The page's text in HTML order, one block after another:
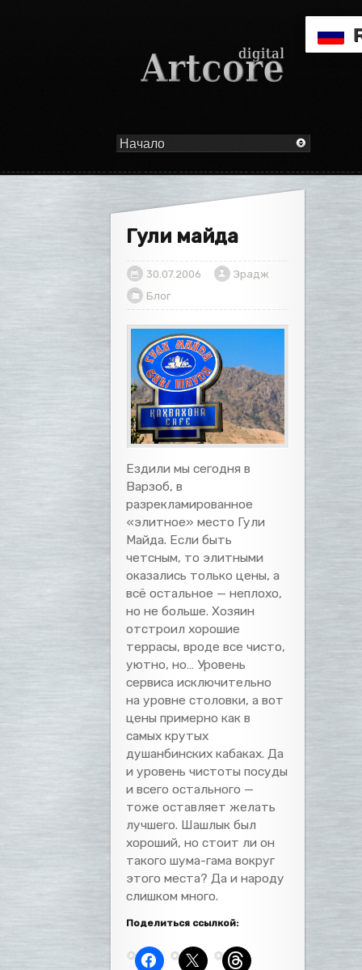
Гули майда
30.07.2006
Эрадж
Блог
Ездили мы сегодня в
Варзоб, в
разрекламированное
«элитное» место Гули
Майда. Если быть
четсным, то элитными
оказались только цены, а
всё остальное — неплохо,
но не больше. Хозяин
отстроил хорошие
террасы, вроде все чисто,
уютно, но… Уровень
сервиса исключительно
на уровне столовки, а вот
цены примерно как в
самых крутых
душанбинских кабаках. Да
и уровень чистоты посуды
и всего остального —
тоже оставляет желать
лучшего. Шашлык был
хороший, но стоит ли он
такого шума-гама вокруг
этого места? Да и народу
слишком много.
Поделиться ссылкой: